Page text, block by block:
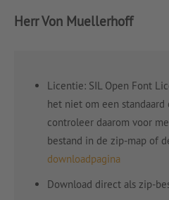
Herr Von Muellerhoff
Licentie: SIL Open Font
het niet om een
controleer daarom voor
bestand in de zip-map of
downloadpagina
Download direct als zip-